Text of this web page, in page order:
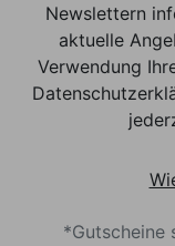
Newslettern
aktuelle
Verwendung
*Gutscheine